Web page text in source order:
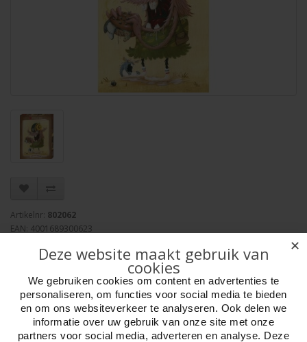
Artikelnr: 802062
EAN: 4001689300623
Minimum afname: 1
✕
Deze website maakt gebruik van
cookies
We gebruiken cookies om content en advertenties te
personaliseren, om functies voor social media te bieden
en om ons websiteverkeer te analyseren. Ook delen we
informatie over uw gebruik van onze site met onze
partners voor social media, adverteren en analyse. Deze